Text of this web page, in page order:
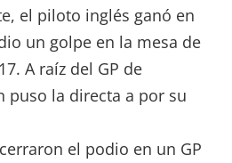
el piloto inglés ganó en
un golpe en la mesa de
A raíz del GP de
puso la directa a por su
el podio en un GP